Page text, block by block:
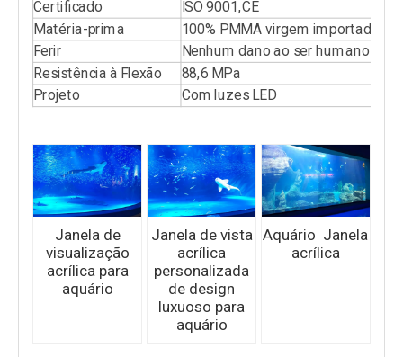
Certificado
ISO 9001,CE
Matéria-prima
100% PMMA virgem importado
Ferir
Nenhum dano ao ser humano
Resistência à Flexão
88,6 MPa
Projeto
Com luzes LED
Janela de
visualização
acrílica para
aquário
Janela de vista
acrílica
personalizada
de design
luxuoso para
aquário
Aquário Janela
acrílica